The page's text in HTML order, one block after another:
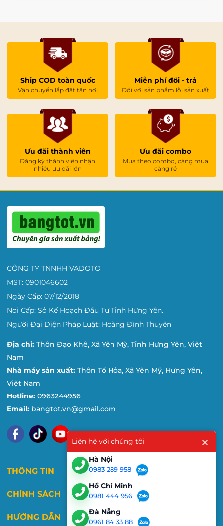
Ship COD toàn quốc
Vận chuyển lắp đặt tận nơi
Miễn phí đổi - trả
Đối với sản phẩm lỗi sản xuất
Ưu đãi thành viên
Đăng ký thành viên nhận
nhiều ưu đãi lớn
Ưu đãi combo
Mua theo combo, càng mua
càng rẻ
CÔNG TY TNNHH VADOTO
MST: 0901046602
Ngày Cấp: 07/12/2018
Nơi Cấp: Sở Kế Hoạch Đầu Tư Tỉnh Hưng Yên.
Người Đại Diện Pháp Luật: Hoàng Đình Thuyên
Địa chỉ: Thôn Đạo Khê, Xã Yên Mỹ, Tỉnh Hưng Yên, Việt
Nam
Nhà máy sản xuất: Thôn Tổ Hỏa, Xã Yên Mỹ, Hưng Yên,
Việt Nam
Hotline: 0963244956
Email: bangtot.vn@gmail.com
THÔNG TIN
CHÍNH SÁCH
HƯỚNG DẪN
Liên hệ với chúng tôi
Hà Nội
0983 289 958
Hồ Chí Minh
0981 444 956
Đà Nẵng
0961 84 33 88